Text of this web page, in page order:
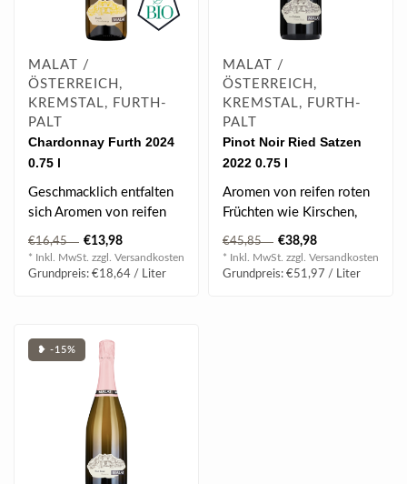
MALAT /
ÖSTERREICH,
KREMSTAL, FURTH-
PALT
Chardonnay Furth 2024
0.75 l
Geschmacklich entfalten
sich Aromen von reifen
Äpfeln, Ananas und
Nüssen...
€16,45 €13,98
* Inkl. MwSt. zzgl. Versandkosten
Grundpreis: €18,64 / Liter
MALAT /
ÖSTERREICH,
KREMSTAL, FURTH-
PALT
Pinot Noir Ried Satzen
2022 0.75 l
Aromen von reifen roten
Früchten wie Kirschen,
Himbeeren und roten
Johannisbeer..
€45,85 €38,98
* Inkl. MwSt. zzgl. Versandkosten
Grundpreis: €51,97 / Liter
❥ -15%